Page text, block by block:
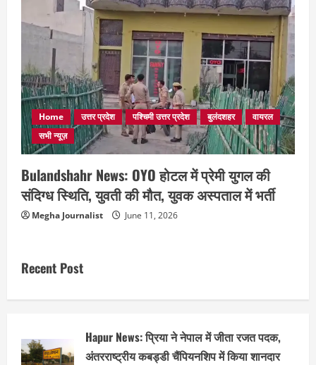
Home उत्तर प्रदेश पश्चिमी उत्तर प्रदेश बुलंदशहर
वायरल
सभी न्यूज़
Bulandshahr News: OYO होटल में प्रेमी युगल की
संदिग्ध स्थिति, युवती की मौत, युवक अस्पताल में भर्ती
Megha Journalist June 11, 2026
Recent Post
Hapur News: प्रिया ने नेपाल में जीता रजत पदक,
अंतरराष्ट्रीय कबड्डी चैंपियनशिप में किया शानदार